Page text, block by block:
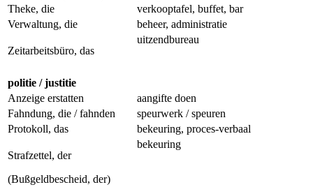
Theke, die
verkooptafel, buffet, bar
Verwaltung, die
beheer, administratie
Zeitarbeitsbüro, das
uitzendbureau
politie / justitie
Anzeige erstatten
aangifte doen
Fahndung, die / fahnden
speurwerk / speuren
Protokoll, das
bekeuring, proces-verbaal
Strafzettel, der
(Bußgeldbescheid, der)
bekeuring